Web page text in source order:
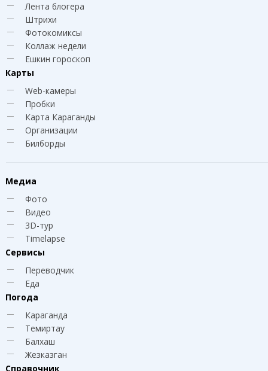
Лента блогера
Штрихи
Фотокомиксы
Коллаж недели
Ешкин гороскоп
Карты
Web-камеры
Пробки
Карта Караганды
Организации
Билборды
Медиа
Фото
Видео
3D-тур
Timelapse
Сервисы
Переводчик
Еда
Погода
Караганда
Темиртау
Балхаш
Жезказган
Справочник